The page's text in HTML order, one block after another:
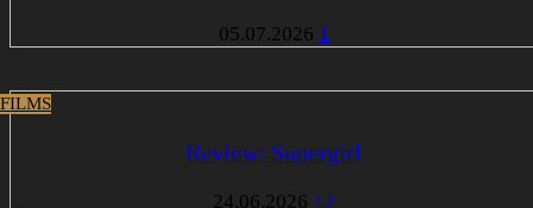
05.07.2026 1
Review: Supergirl
24.06.2026 12